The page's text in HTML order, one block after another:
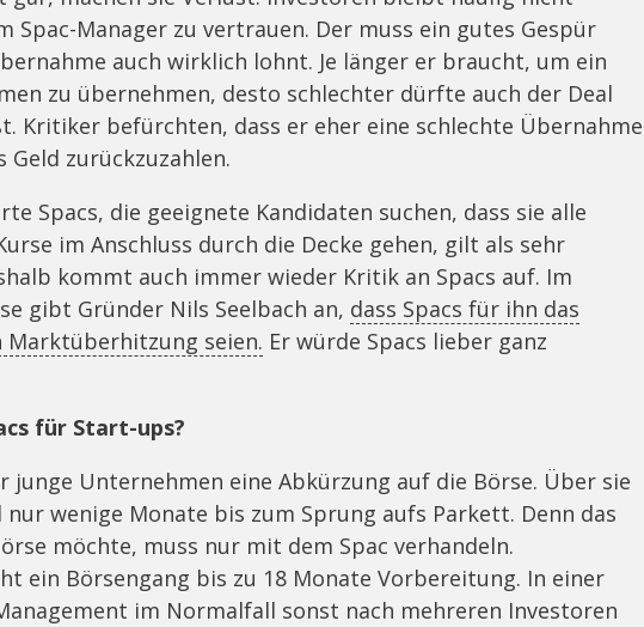
Spac-Manager zu vertrauen. Der muss ein gutes Gespür
auch wirklich lohnt. Je länger er braucht, um ein
zu übernehmen, desto schlechter dürfte auch der Deal
Kritiker befürchten, dass er eher eine schlechte Übernahme
Geld zurückzuzahlen.
Spacs, die geeignete Kandidaten suchen, dass sie alle
im Anschluss durch die Decke gehen, gilt als sehr
kommt auch immer wieder Kritik an Spacs auf. Im
gibt Gründer Nils Seelbach an, dass Spacs für ihn das
Marktüberhitzung seien. Er würde Spacs lieber ganz
für Start-ups?
junge Unternehmen eine Abkürzung auf die Börse. Über sie
wenige Monate bis zum Sprung aufs Parkett. Denn das
möchte, muss nur mit dem Spac verhandeln.
ein Börsengang bis zu 18 Monate Vorbereitung. In einer
im Normalfall sonst nach mehreren Investoren